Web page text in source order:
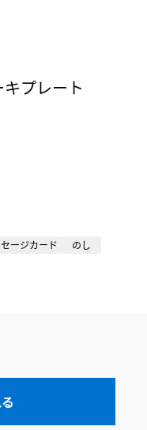
プレート
ージカード のし